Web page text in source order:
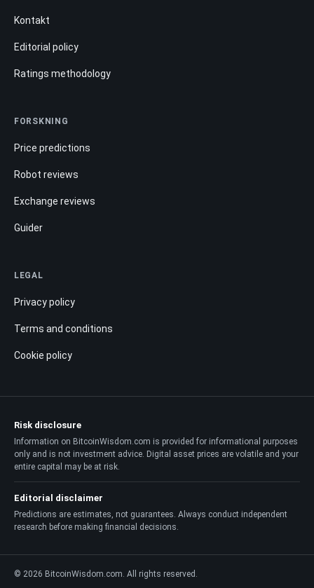
Kontakt
Editorial policy
Ratings methodology
FORSKNING
Price predictions
Robot reviews
Exchange reviews
Guider
LEGAL
Privacy policy
Terms and conditions
Cookie policy
Risk disclosure
Information on BitcoinWisdom.com is provided for informational purposes
only and is not investment advice. Digital asset prices are volatile and your
entire capital may be at risk.
Editorial disclaimer
Predictions are estimates, not guarantees. Always conduct independent
research before making financial decisions.
© 2026 BitcoinWisdom.com. All rights reserved.